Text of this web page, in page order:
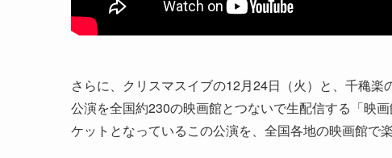
さらに、クリスマスイブの12月24日（火）と、千穐
公演を全国約230の映画館とつないで生配信する「映
ケットとなっているこの公演を、全国各地の映画館で